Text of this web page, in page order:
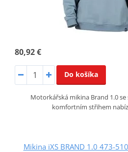
80,92 €
Do košíka
Motorkářská mikina Brand 1.0
komfortním střihem
Mikina iXS BRAND 1.0 473-